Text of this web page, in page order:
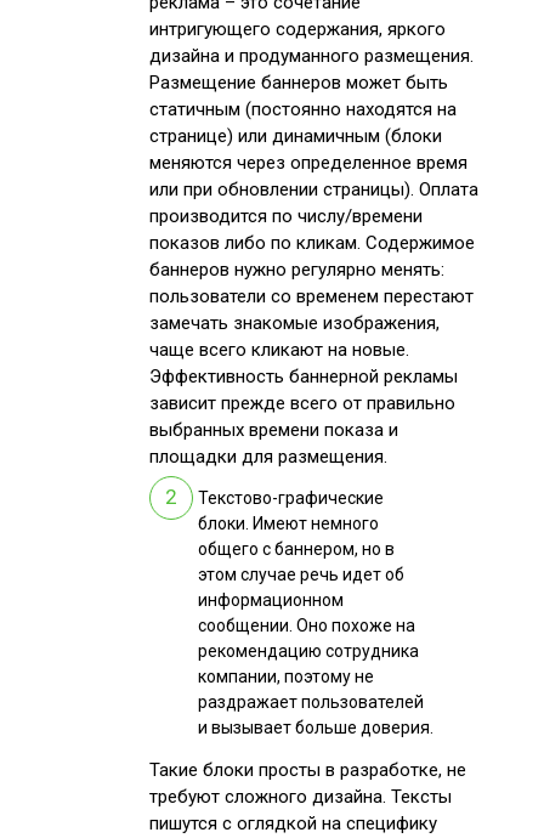
интригующего содержания, яркого
дизайна и продуманного размещения.
Размещение баннеров может быть
статичным (постоянно находятся на
странице) или динамичным (блоки
меняются через определенное время
или при обновлении страницы). Оплата
производится по числу/времени
показов либо по кликам. Содержимое
баннеров нужно регулярно менять:
пользователи со временем перестают
замечать знакомые изображения,
чаще всего кликают на новые.
Эффективность баннерной рекламы
зависит прежде всего от правильно
выбранных времени показа и
площадки для размещения.
Текстово-графические
блоки. Имеют немного
общего с баннером, но в
этом случае речь идет об
информационном
сообщении. Оно похоже на
рекомендацию сотрудника
компании, поэтому не
раздражает пользователей
и вызывает больше доверия.
Такие блоки просты в разработке, не
требуют сложного дизайна. Тексты
пишутся с оглядкой на специфику